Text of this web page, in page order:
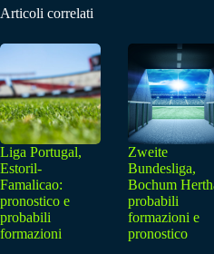
Articoli correlati
Liga Portugal,
Estoril-
Famalicao:
pronostico e
probabili
formazioni
Zweite
Bundesliga,
Bochum
probabili
formazioni e
pronostico